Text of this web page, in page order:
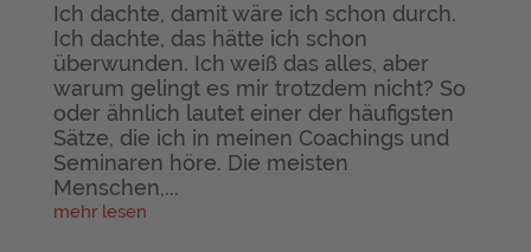
Ich dachte, damit wäre ich schon durch.
Ich dachte, das hätte ich schon
überwunden. Ich weiß das alles, aber
warum gelingt es mir trotzdem nicht? So
oder ähnlich lautet einer der häufigsten
Sätze, die ich in meinen Coachings und
Seminaren höre. Die meisten
Menschen,...
mehr lesen